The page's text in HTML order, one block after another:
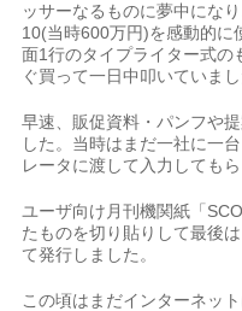
ッサーなるものに夢中にな
10(当時600万円)を感動的に
面1行のタイプライター式の
ぐ買って一日中叩いていまし
早速、販促資料・パンフや
した。当時はまだ一社に一
レータに渡して入力しても
ユーザ向け月刊機関紙「
たものを切り貼りして最後
て発行しました。
この頃はまだインターネッ